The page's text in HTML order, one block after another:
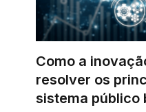
Como a
resolver os
sistema público